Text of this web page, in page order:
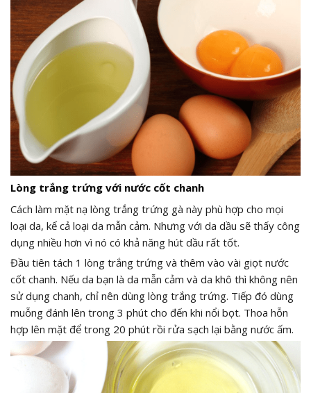
Lòng trắng trứng với nước cốt chanh
Cách làm mặt nạ lòng trắng trứng gà này phù hợp cho mọi
loại da, kể cả loại da mẫn cảm. Nhưng với da dầu sẽ thấy công
dụng nhiều hơn vì nó có khả năng hút dầu rất tốt.
Đầu tiên tách 1 lòng trắng trứng và thêm vào vài giọt nước
cốt chanh. Nếu da bạn là da mẫn cảm và da khô thì không nên
sử dụng chanh, chỉ nên dùng lòng trắng trứng. Tiếp đó dùng
muỗng đánh lên trong 3 phút cho đến khi nổi bọt. Thoa hỗn
hợp lên mặt để trong 20 phút rồi rửa sạch lại bằng nước ấm.